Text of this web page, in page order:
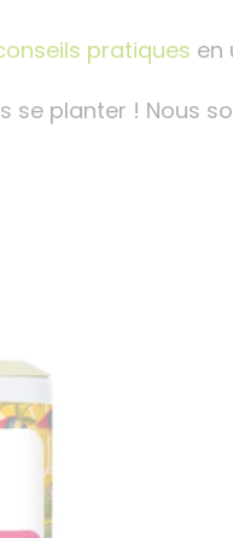
pratiques en
se planter ! Nous